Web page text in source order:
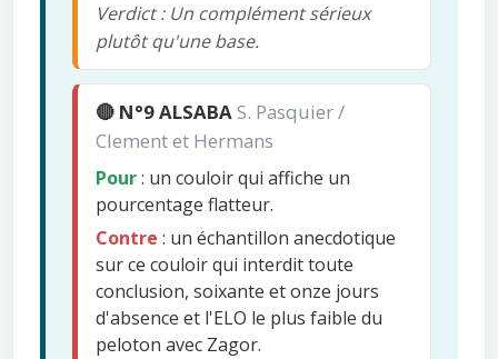
Verdict : Un complément sérieux
plutôt qu'une base.
🔴 N°9 ALSABAS. Pasquier /
Clement et Hermans
Pour: un couloir qui affiche un
pourcentage flatteur.
Contre : un échantillon anecdotique
sur ce couloir qui interdit toute
conclusion, soixante et onze jours
d'absence et l'ELO le plus faible du
peloton avec Zagor.